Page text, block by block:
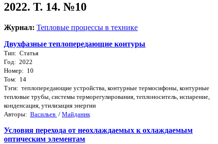
2022. Т. 14. №10
Журнал: Тепловые процессы в технике
Двухфазные теплопередающие контуры
Тип: Статья
Год: 2022
Номер: 10
Том: 14
Тэги: теплопередающие устройства, контурные термосифоны, контурные
тепловые трубы, системы терморегулирования, теплоноситель, испарение,
конденсация, утилизация энергии
Авторы: Васильев / Майданик
Условия перехода от неохлаждаемых к охлаждаемым
оптическим элементам